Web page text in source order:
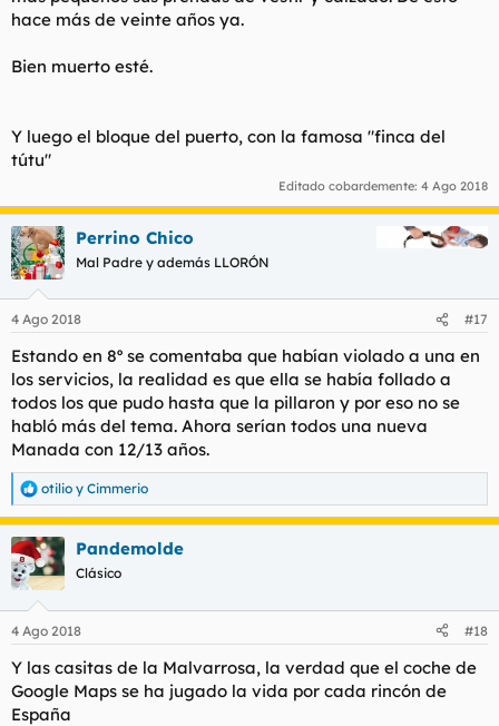
hace más de veinte años ya.
Bien muerto esté.
Y luego el bloque del puerto, con la famosa "finca del
tútu"
Editado cobardemente: 4 Ago 2018
Perrino Chico
Mal Padre y además LLORÓN
4 Ago 2018 #17
Estando en 8º se comentaba que habían violado a una en
los servicios, la realidad es que ella se había follado a
todos los que pudo hasta que la pillaron y por eso no se
habló más del tema. Ahora serían todos una nueva
Manada con 12/13 años.
R
e
a
c
c
i
e
otilio y Cimmerio
Pandemolde
Clásico
4 Ago 2018 #18
Y las casitas de la Malvarrosa, la verdad que el coche de
Google Maps se ha jugado la vida por cada rincón de
España